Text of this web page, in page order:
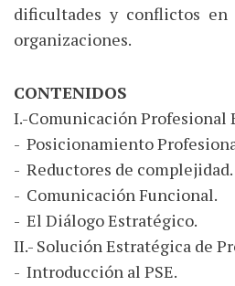
dificultades y conflictos en
organizaciones.
CONTENIDOS
I.-Comunicación Profesional
- Posicionamiento
- Reductores de complejidad.
- Comunicación Funcional.
- El Diálogo Estratégico.
II.- Solución Estratégica de
- Introducción al PSE.